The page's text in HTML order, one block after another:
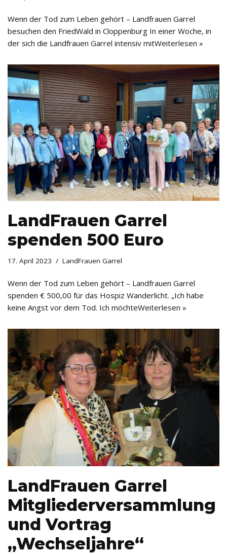
Wenn der Tod zum Leben gehört – Landfrauen Garrel
besuchen den FriedWald in Cloppenburg In einer Woche, in
der sich die Landfrauen Garrel intensiv mitWeiterlesen »
LandFrauen Garrel
spenden 500 Euro
17. April 2023 LandFrauen Garrel
Wenn der Tod zum Leben gehört – Landfrauen Garrel
spenden € 500,00 für das Hospiz Wanderlicht. „Ich habe
keine Angst vor dem Tod. Ich möchteWeiterlesen »
LandFrauen Garrel
Mitgliederversammlung
und Vortrag
„Wechseljahre“